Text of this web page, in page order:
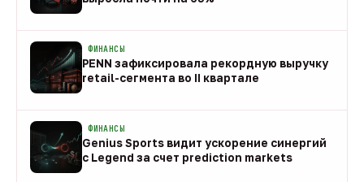
ФИНАНСЫ
PENN зафиксировала рекордную выручку
retail-сегмента во II квартале
ФИНАНСЫ
Genius Sports видит ускорение синергий
с Legend за счет prediction markets